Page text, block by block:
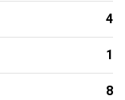
4
1
8